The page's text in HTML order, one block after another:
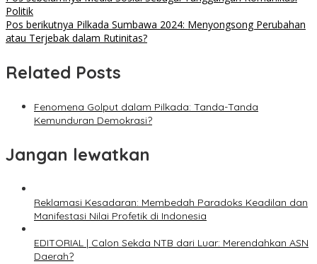
pos
Politik
Pos berikutnya Pilkada Sumbawa 2024: Menyongsong Perubahan
atau Terjebak dalam Rutinitas?
Related Posts
Fenomena Golput dalam Pilkada: Tanda-Tanda
Kemunduran Demokrasi?
Jangan lewatkan
Reklamasi Kesadaran: Membedah Paradoks Keadilan dan
Manifestasi Nilai Profetik di Indonesia
EDITORIAL | Calon Sekda NTB dari Luar: Merendahkan ASN
Daerah?